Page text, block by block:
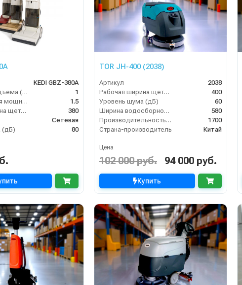
KEDI GBZ-380A
Макс. угол подъема (%)
1
Потребляемая мощность (кВт)
1.5
Рабочая ширина щеток (мм)
380
Сетевая
(дБ)
80
TOR JH-400 (2038)
Артикул
2038
Рабочая ширина щеток (мм)
400
Уровень шума (дБ)
60
Ширина водосборной рейки
580
Производительность по площади (м2/ч)
1700
Страна-производитель
Китай
Цена
102 000 руб. 94 000 руб.
Купить